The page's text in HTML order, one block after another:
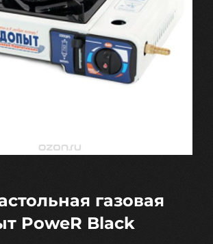
газовая
PoweR Black